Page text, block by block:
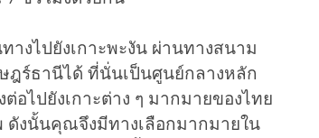
างไปยังเกาะพะงัน ผ่านทางสนาม
ฎร์ธานีได้ ที่นั่นเป็นศูนย์กลางหลัก
อไปยังเกาะต่าง ๆ มากมายของไทย
ดังนั้นคุณจึงมีทางเลือกมากมายใน